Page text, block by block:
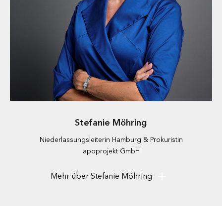
Stefanie Möhring
Niederlassungsleiterin Hamburg & Prokuristin
apoprojekt GmbH
apoprojekt, einem der am schnellsten wachsenden
Mehr über Stefanie Möhring